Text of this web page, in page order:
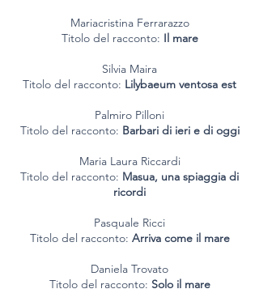
Mariacristina Ferrarazzo
Titolo del racconto: Il mare
Silvia Maira
Titolo del racconto: Lilybaeum ventosa est
Palmiro Pilloni
Titolo del racconto: Barbari di ieri e di oggi
Maria Laura Riccardi
Titolo del racconto: Masua, una spiaggia di
ricordi
Pasquale Ricci
Titolo del racconto: Arriva come il mare
Daniela Trovato
Titolo del racconto: Solo il mare